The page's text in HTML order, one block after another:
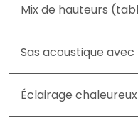
Mix de hauteurs
Sas acoustique
Éclairage